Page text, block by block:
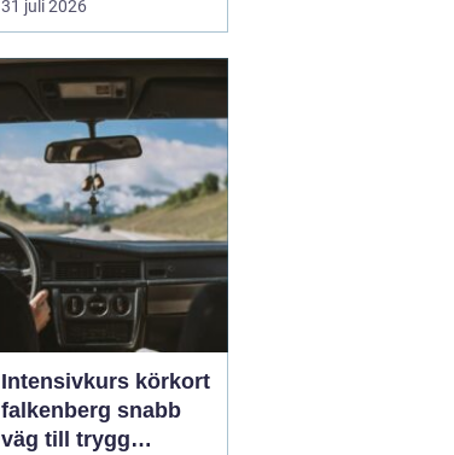
verkstaden en trygghet
en problemfri säsong på
vattnet och oväntade
haverier mitt i
högsomm...
31 juli 2026
Intensivkurs körkort
falkenberg snabb
väg till trygg